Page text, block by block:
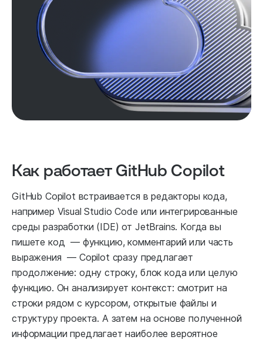
Как работает GitHub Copilot
GitHub Copilot встраивается в редакторы кода,
например Visual Studio Code или интегрированные
среды разработки (IDE) от JetBrains. Когда вы
пишете код — функцию, комментарий или часть
выражения — Copilot сразу предлагает
продолжение: одну строку, блок кода или целую
функцию. Он анализирует контекст: смотрит на
строки рядом с курсором, открытые файлы и
структуру проекта. А затем на основе полученной
информации предлагает наиболее вероятное